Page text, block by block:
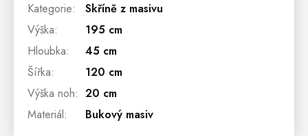
Kategorie:
Skříně z masivu
Výška:
195 cm
Hloubka:
45 cm
Šířka:
120 cm
Výška noh: 20 cm
Materiál: Bukový masiv